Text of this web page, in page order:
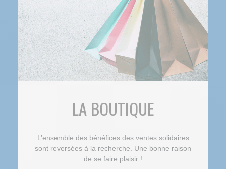
LA BOUTIQUE
L’ensemble des bénéfices des ventes solidaires
sont reversées à la recherche. Une bonne raison
de se faire plaisir !